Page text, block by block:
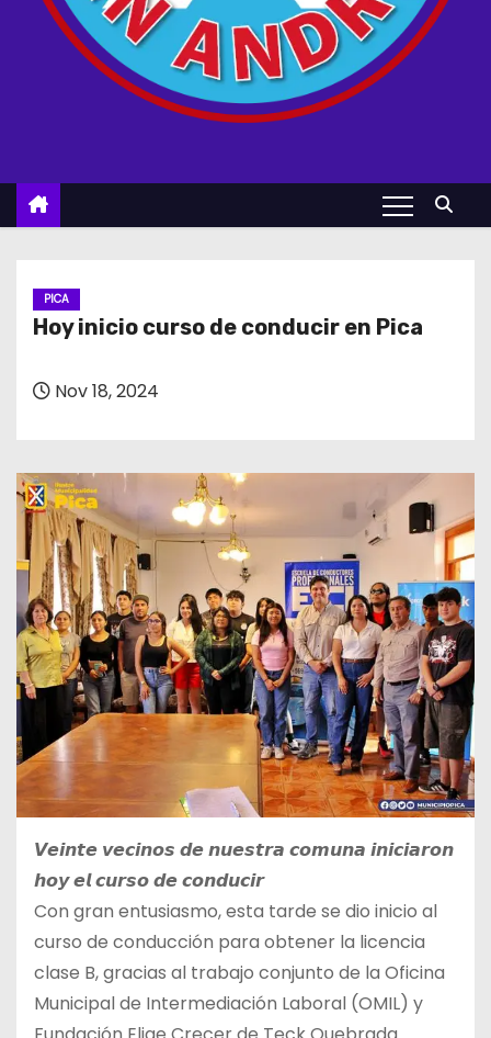
PICA
Hoy inicio curso de conducir en Pica
Nov 18, 2024
𝙑𝙚𝙞𝙣𝙩𝙚 𝙫𝙚𝙘𝙞𝙣𝙤𝙨 𝙙𝙚 𝙣𝙪𝙚𝙨𝙩𝙧𝙖 𝙘𝙤𝙢𝙪𝙣𝙖 𝙞𝙣𝙞𝙘𝙞𝙖𝙧𝙤𝙣
𝙝𝙤𝙮 𝙚𝙡 𝙘𝙪𝙧𝙨𝙤 𝙙𝙚 𝙘𝙤𝙣𝙙𝙪𝙘𝙞𝙧
Con gran entusiasmo, esta tarde se dio inicio al
curso de conducción para obtener la licencia
clase B, gracias al trabajo conjunto de la Oficina
Municipal de Intermediación Laboral (OMIL) y